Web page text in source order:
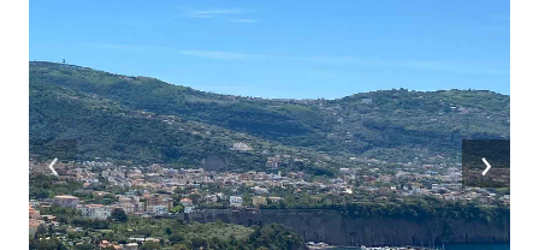
‹ ›